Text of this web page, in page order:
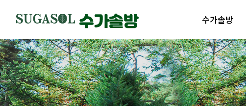
수가솔방
수가솔방 소개
제품철학
수가솔방 소개